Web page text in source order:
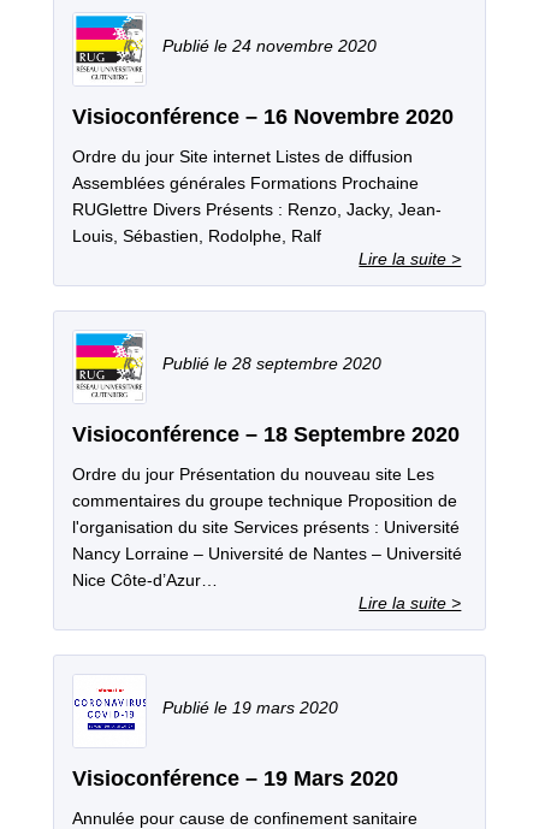
Visioconférence – 16 Novembre 2020
Ordre du jour Site internet Listes de diffusion
Assemblées générales Formations Prochaine
RUGlettre Divers Présents : Renzo, Jacky, Jean-
Louis, Sébastien, Rodolphe, Ralf
24 novembre 2020
Visioconférence – 18 Septembre 2020
Ordre du jour Présentation du nouveau site Les
commentaires du groupe technique Proposition de
l'organisation du site Services présents : Université
Nancy Lorraine – Université de Nantes – Université
Nice Côte-d’Azur…
28 septembre 2020
Visioconférence – 19 Mars 2020
Annulée pour cause de confinement sanitaire
19 mars 2020